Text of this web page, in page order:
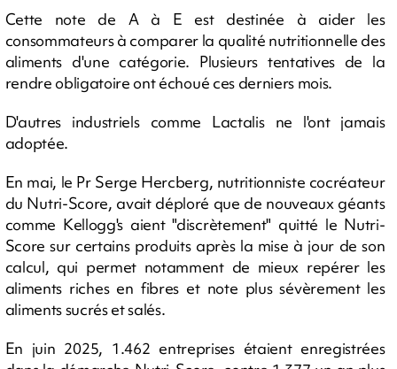
Cette note de A à E est destinée à aider les
consommateurs à comparer la qualité nutritionnelle des
aliments d'une catégorie. Plusieurs tentatives de la
rendre obligatoire ont échoué ces derniers mois.
D'autres industriels comme Lactalis ne l'ont jamais
adoptée.
En mai, le Pr Serge Hercberg, nutritionniste cocréateur
du Nutri-Score, avait déploré que de nouveaux géants
comme Kellogg's aient "discrètement" quitté le Nutri-
Score sur certains produits après la mise à jour de son
calcul, qui permet notamment de mieux repérer les
aliments riches en fibres et note plus sévèrement les
aliments sucrés et salés.
En juin 2025, 1.462 entreprises étaient enregistrées